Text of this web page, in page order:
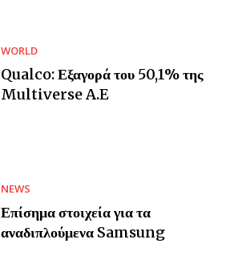
WORLD
Qualco: Εξαγορά του 50,1% της
Multiverse A.E
NEWS
Επίσημα στοιχεία για τα
αναδιπλούμενα Samsung